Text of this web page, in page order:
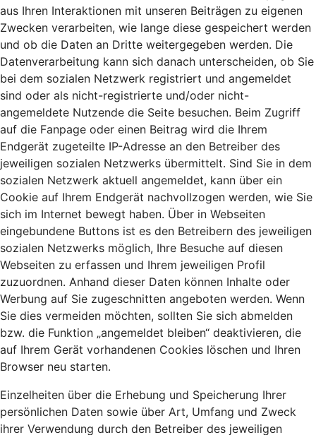
aus Ihren Interaktionen mit unseren Beiträgen zu eigenen
Zwecken verarbeiten, wie lange diese gespeichert werden
und ob die Daten an Dritte weitergegeben werden. Die
Datenverarbeitung kann sich danach unterscheiden, ob Sie
bei dem sozialen Netzwerk registriert und angemeldet
sind oder als nicht-registrierte und/oder nicht-
angemeldete Nutzende die Seite besuchen. Beim Zugriff
auf die Fanpage oder einen Beitrag wird die Ihrem
Endgerät zugeteilte IP-Adresse an den Betreiber des
jeweiligen sozialen Netzwerks übermittelt. Sind Sie in dem
sozialen Netzwerk aktuell angemeldet, kann über ein
Cookie auf Ihrem Endgerät nachvollzogen werden, wie Sie
sich im Internet bewegt haben. Über in Webseiten
eingebundene Buttons ist es den Betreibern des jeweiligen
sozialen Netzwerks möglich, Ihre Besuche auf diesen
Webseiten zu erfassen und Ihrem jeweiligen Profil
zuzuordnen. Anhand dieser Daten können Inhalte oder
Werbung auf Sie zugeschnitten angeboten werden. Wenn
Sie dies vermeiden möchten, sollten Sie sich abmelden
bzw. die Funktion „angemeldet bleiben“ deaktivieren, die
auf Ihrem Gerät vorhandenen Cookies löschen und Ihren
Browser neu starten.
Einzelheiten über die Erhebung und Speicherung Ihrer
persönlichen Daten sowie über Art, Umfang und Zweck
ihrer Verwendung durch den Betreiber des jeweiligen